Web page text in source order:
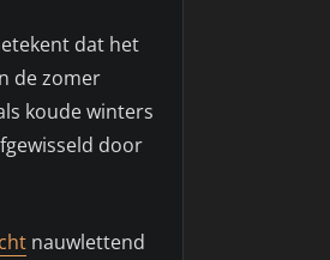
dat het
de zomer
koude winters
door
nauwlettend